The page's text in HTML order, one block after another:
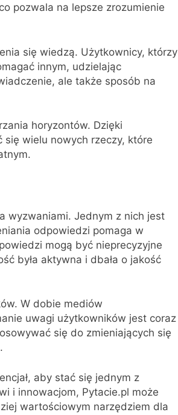
pozwala na lepsze zrozumienie
się wiedzą. Użytkownicy, którzy
innym, udzielając
ale także sposób na
horyzontów. Dzięki
wielu nowych rzeczy, które
wyzwaniami. Jednym z nich jest
odpowiedzi pomaga w
mogą być nieprecyzyjne
była aktywna i dbała o jakość
W dobie mediów
uwagi użytkowników jest coraz
się do zmieniających się
aby stać się jednym z
i innowacjom, Pytacie.pl może
wartościowym narzędziem dla